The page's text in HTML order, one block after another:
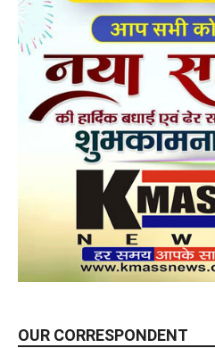
OUR CORRESPONDENT